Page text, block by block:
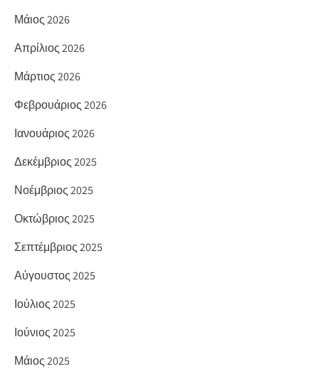
Μάιος 2026
Απρίλιος 2026
Μάρτιος 2026
Φεβρουάριος 2026
Ιανουάριος 2026
Δεκέμβριος 2025
Νοέμβριος 2025
Οκτώβριος 2025
Σεπτέμβριος 2025
Αύγουστος 2025
Ιούλιος 2025
Ιούνιος 2025
Μάιος 2025